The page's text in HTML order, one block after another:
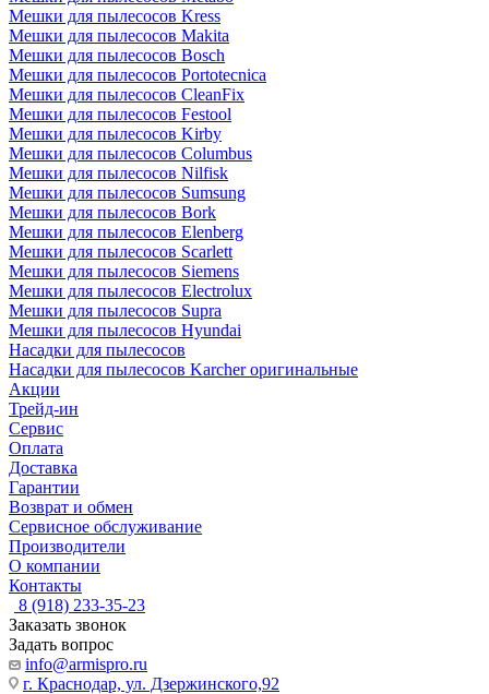
Мешки для пылесосов Kress
Мешки для пылесосов Makita
Мешки для пылесосов Bosch
Мешки для пылесосов Portotecnica
Мешки для пылесосов CleanFix
Мешки для пылесосов Festool
Мешки для пылесосов Kirby
Мешки для пылесосов Columbus
Мешки для пылесосов Nilfisk
Мешки для пылесосов Sumsung
Мешки для пылесосов Bork
Мешки для пылесосов Elenberg
Мешки для пылесосов Scarlett
Мешки для пылесосов Siemens
Мешки для пылесосов Electrolux
Мешки для пылесосов Supra
Мешки для пылесосов Hyundai
Насадки для пылесосов
Насадки для пылесосов Karcher оригинальные
Акции
Трейд-ин
Сервис
Оплата
Доставка
Гарантии
Возврат и обмен
Сервисное обслуживание
Производители
О компании
Контакты
8 (918) 233-35-23
Заказать звонок
Задать вопрос
info@armispro.ru
г. Краснодар, ул. Дзержинского,92